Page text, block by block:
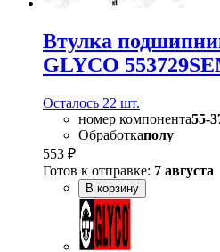
Втулка
GLYCO
Осталось 22 шт.
номер компонента55-
Обработкаполу
553 ₽
Готов к отправке: 7 августа
В корзину